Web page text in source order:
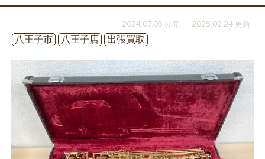
2024.07.05 公開
2025.02.24 更新
八王子市
八王子店 出張買取